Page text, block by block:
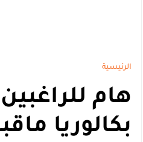
الرئيسية
هام
بكالوريا ماقبل